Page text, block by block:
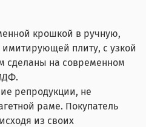
крошкой в ручную,
плиту, с узкой
сделаны на современном
репродукции, не
раме. Покупатель
из своих